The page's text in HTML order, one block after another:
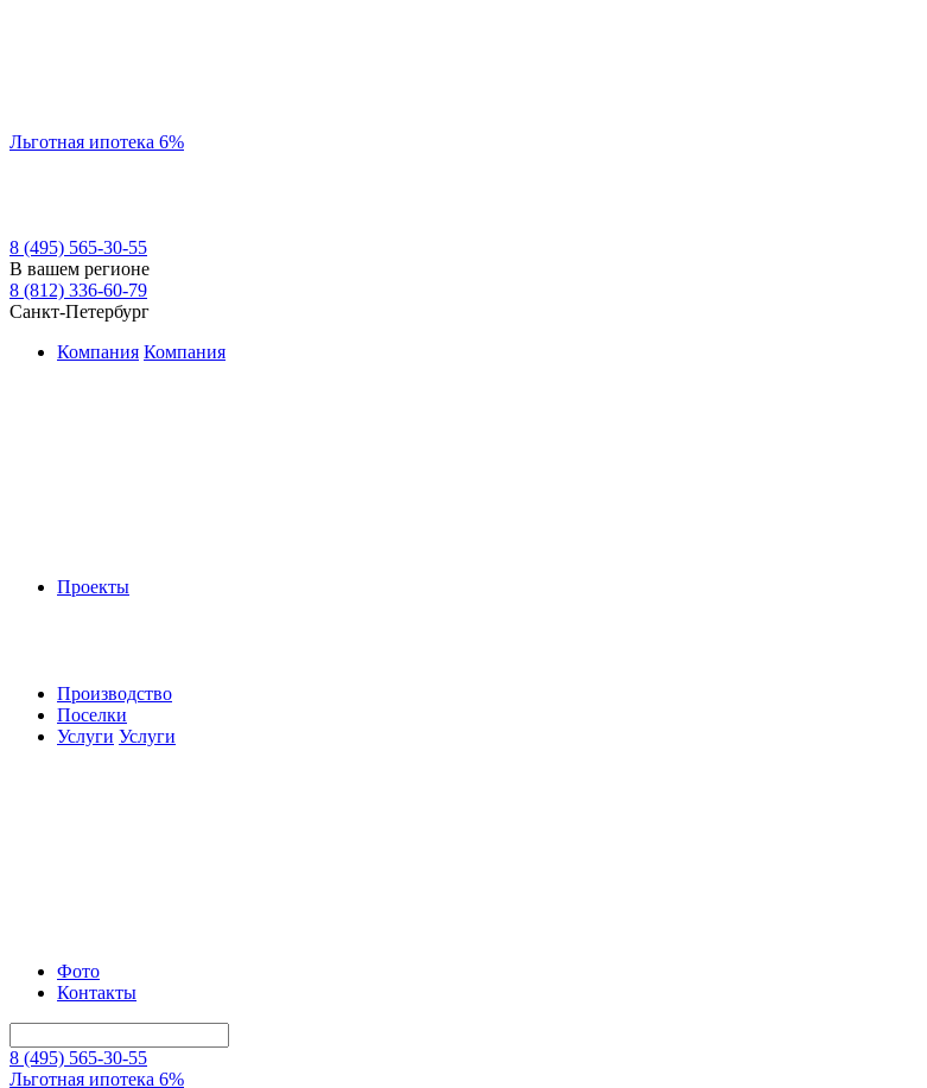
Льготная ипотека 6%
8 (495) 565-30-55
В вашем регионе
8 (812) 336-60-79
Санкт-Петербург
Компания Компания
Проекты
Производство
Поселки
Услуги Услуги
Фото
Контакты
8 (495) 565-30-55
Льготная ипотека 6%